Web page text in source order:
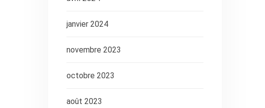
janvier 2024
novembre 2023
octobre 2023
août 2023